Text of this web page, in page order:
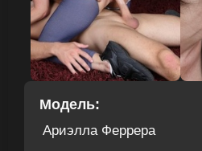
Модель:
Ариэлла Феррера